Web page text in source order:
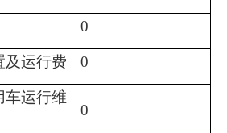
0
运行费 0
运行维
0